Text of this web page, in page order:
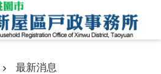
最新消息